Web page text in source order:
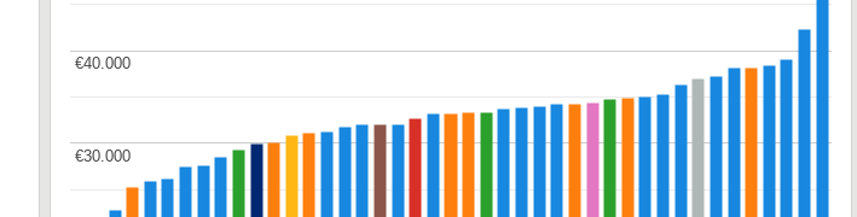
€30.000
€30.000
€40.000
€40.000